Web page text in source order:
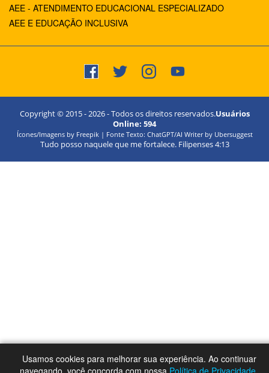
AEE - ATENDIMENTO EDUCACIONAL ESPECIALIZADO
AEE E EDUCAÇÃO INCLUSIVA
Copyright © 2015 -2026- Todos os direitos reservados.Usuários
Online: 594
Ícones/Imagens by Freepik | Fonte Texto: ChatGPT/AI Writer by Ubersuggest
Tudo posso naquele que me fortalece. Filipenses 4:13
Usamos cookies para melhorar sua experiência. Ao continuar
navegando, você concorda com nossa Política de Privacidade